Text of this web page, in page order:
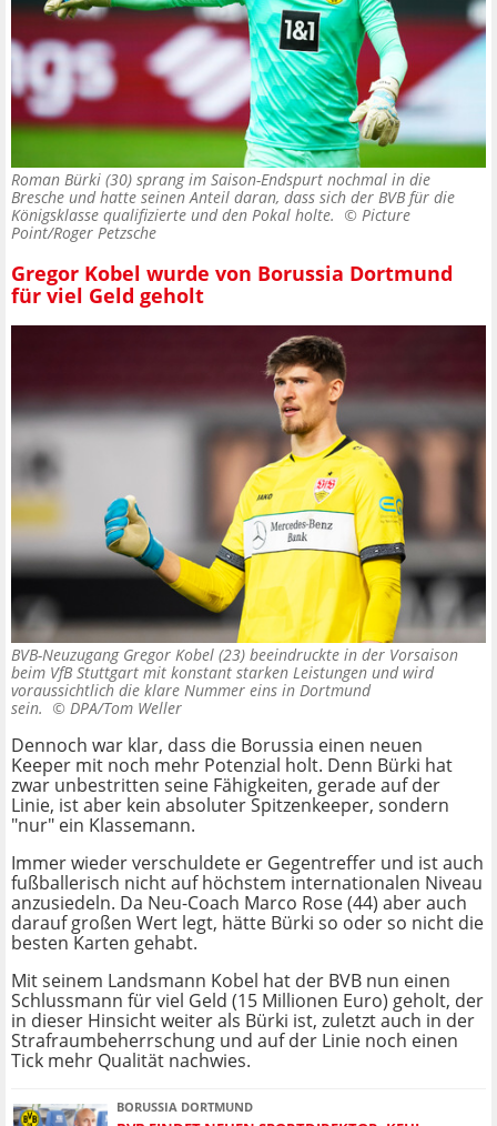
Roman Bürki (30) sprang im Saison-Endspurt nochmal in die
Bresche und hatte seinen Anteil daran, dass sich der BVB für die
Königsklasse qualifizierte und den Pokal holte. © Picture
Point/Roger Petzsche
Gregor Kobel wurde von Borussia Dortmund
für viel Geld geholt
BVB-Neuzugang Gregor Kobel (23) beeindruckte in der Vorsaison
beim VfB Stuttgart mit konstant starken Leistungen und wird
voraussichtlich die klare Nummer eins in Dortmund
sein. © DPA/Tom Weller
Dennoch war klar, dass die Borussia einen neuen
Keeper mit noch mehr Potenzial holt. Denn Bürki hat
zwar unbestritten seine Fähigkeiten, gerade auf der
Linie, ist aber kein absoluter Spitzenkeeper, sondern
"nur" ein Klassemann.
Immer wieder verschuldete er Gegentreffer und ist auch
fußballerisch nicht auf höchstem internationalen Niveau
anzusiedeln. Da Neu-Coach Marco Rose (44) aber auch
darauf großen Wert legt, hätte Bürki so oder so nicht die
besten Karten gehabt.
Mit seinem Landsmann Kobel hat der BVB nun einen
Schlussmann für viel Geld (15 Millionen Euro) geholt, der
in dieser Hinsicht weiter als Bürki ist, zuletzt auch in der
Strafraumbeherrschung und auf der Linie noch einen
Tick mehr Qualität nachwies.
BORUSSIA DORTMUND